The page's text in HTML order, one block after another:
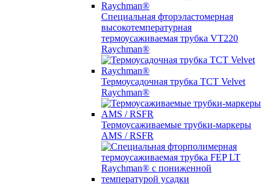
Специальная фторэластомерная
высокотемпературная
термоусаживаемая трубка VT220
Raychman®
Термоусадочная трубка TCT Velvet
Raychman®
Термоусаживаемые трубки-маркеры
AMS / RSFR